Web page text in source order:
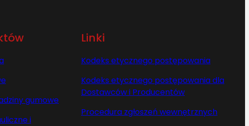
gumowe
i
Linki
Kodeks etycznego postępowania
Kodeks etycznego postępowania dla
Dostawców i Producentów
Procedura zgłoszeń wewnętrznych